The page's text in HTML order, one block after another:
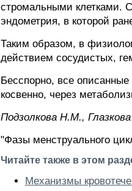
стромальными клетками.
эндометрия, в которой
Таким образом, в
действием сосудистых,
Бесспорно, все
косвенно, через
Пoдзoлкoвa H.M.,
"Фазы менструального
Читайте также в этом
Механизмы